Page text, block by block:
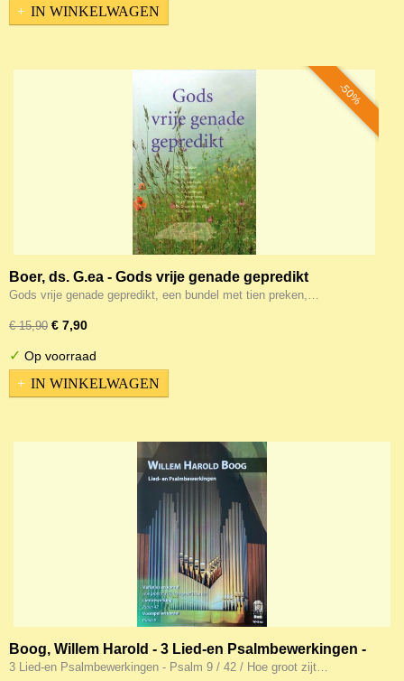
IN WINKELWAGEN
-50%
Boer, ds. G.ea - Gods vrije genade gepredikt
Gods vrije genade gepredikt, een bundel met tien preken,…
€ 15,90 € 7,90
✓ Op voorraad
IN WINKELWAGEN
Boog, Willem Harold - 3 Lied-en Psalmbewerkingen -
Psalm 9 / 42 / Hoe groot zijt Gij
3 Lied-en Psalmbewerkingen - Psalm 9 / 42 / Hoe groot zijt…